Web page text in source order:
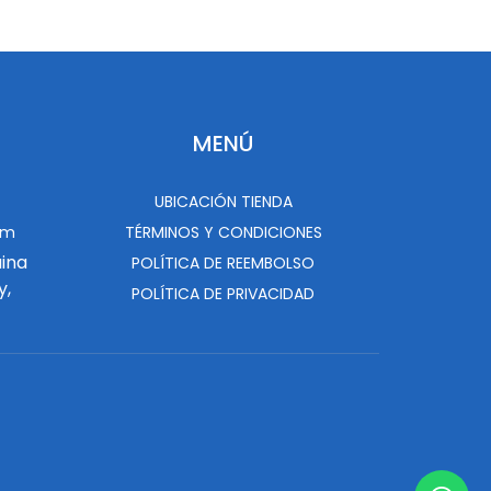
MENÚ
UBICACIÓN TIENDA
TÉRMINOS Y CONDICIONES
POLÍTICA DE REEMBOLSO
POLÍTICA DE PRIVACIDAD